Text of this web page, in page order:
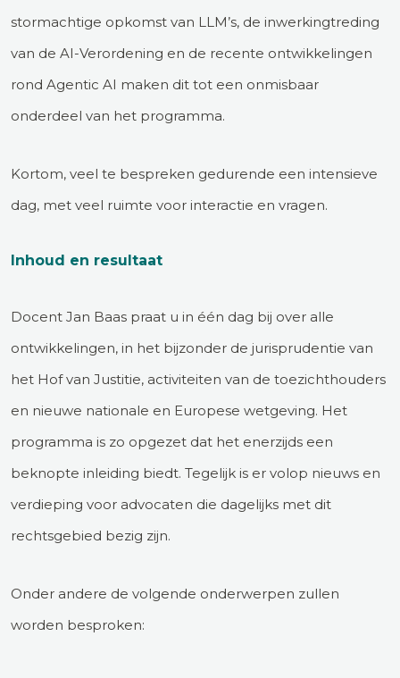
stormachtige opkomst van LLM’s, de inwerkingtreding
van de AI-Verordening en de recente ontwikkelingen
rond Agentic AI maken dit tot een onmisbaar
onderdeel van het programma.
Kortom, veel te bespreken gedurende een intensieve
dag, met veel ruimte voor interactie en vragen.
Inhoud en resultaat
Docent Jan Baas praat u in één dag bij over alle
ontwikkelingen, in het bijzonder de jurisprudentie van
het Hof van Justitie, activiteiten van de toezichthouders
en nieuwe nationale en Europese wetgeving. Het
programma is zo opgezet dat het enerzijds een
beknopte inleiding biedt. Tegelijk is er volop nieuws en
verdieping voor advocaten die dagelijks met dit
rechtsgebied bezig zijn.
Onder andere de volgende onderwerpen zullen
worden besproken: